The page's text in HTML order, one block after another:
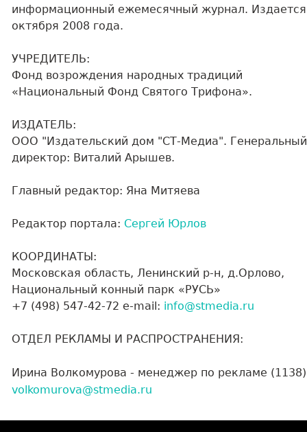
информационный ежемесячный журнал.
октября 2008 года.
УЧРЕДИТЕЛЬ:
Фонд возрождения народных традиций
«Национальный Фонд Святого Трифона».
ИЗДАТЕЛЬ:
ООО "Издательский дом "СТ-Медиа". Генеральный
директор: Виталий Арышев.
Главный редактор: Яна Митяева
Редактор портала: Сергей Юрлов
КООРДИНАТЫ:
Московская область, Ленинский р-н, д.Орлово,
Национальный конный парк «РУСЬ»
+7 (498) 547-42-72 e-mail: info@stmedia.ru
ОТДЕЛ РЕКЛАМЫ И РАСПРОСТРАНЕНИЯ:
Ирина Волкомурова - менеджер по рекламе (1138)
volkomurova@stmedia.ru